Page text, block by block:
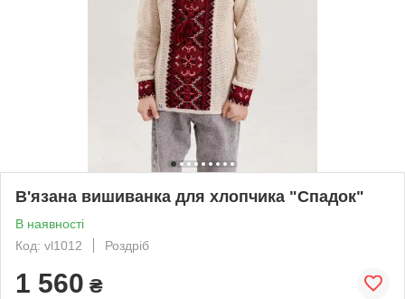
В'язана вишиванка для хлопчика "Спадок"
В наявності
Код: vl1012
Роздріб
1 560 ₴